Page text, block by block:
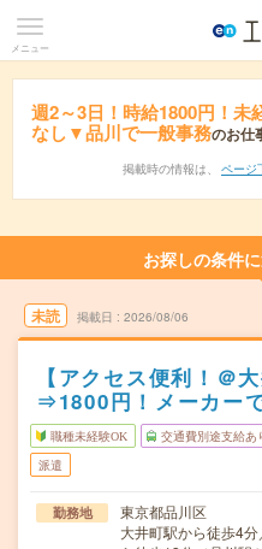
メニュー
週2～3日！時給1800円！
なし▼品川で一般事務のお仕
掲載時の情報は、 ページ
お探しの条件
未読 掲載日 2026/08/06
【アクセス便利！＠
⇒1800円！メーカー
職種未経験OK 交通費別途支給あ
派遣
勤務地
東京都品川区
大井町駅から徒歩4